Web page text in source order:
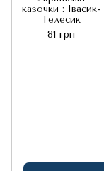
казочки : Івасик-
Телесик
81 грн